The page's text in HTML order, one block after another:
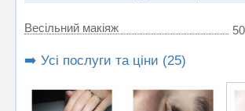
Весільний макіяж
➡️ Усі послуги та ціни (25)